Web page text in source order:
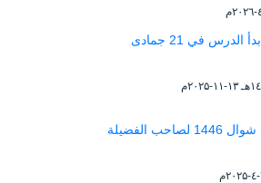
شرح كتاب الداء والدواء بدأ الدرس في 21 جمادى
شرح نواقض الإسلام في شوال 1446 لصاحب الفضيلة